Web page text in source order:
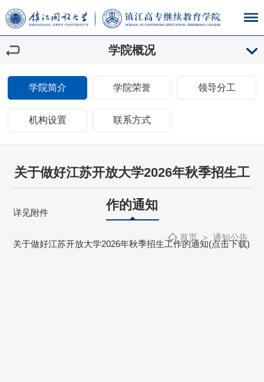
学院概况
学院简介 学院荣誉 领导分工
机构设置 联系方式
关于做好江苏开放大学2026年秋季招生工
作的通知
首页 > 通知公告
详见附件
关于做好江苏开放大学2026年秋季招生工作的通知(点击下载)